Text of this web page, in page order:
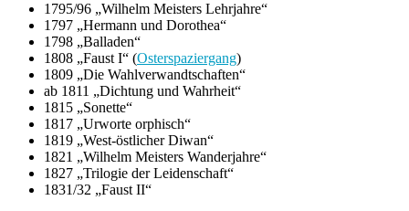
1795/96 „Wilhelm Meisters Lehrjahre“
1797 „Hermann und Dorothea“
1798 „Balladen“
1808 „Faust I“ (Osterspaziergang)
1809 „Die Wahlverwandtschaften“
ab 1811 „Dichtung und Wahrheit“
1815 „Sonette“
1817 „Urworte orphisch“
1819 „West-östlicher Diwan“
1821 „Wilhelm Meisters Wanderjahre“
1827 „Trilogie der Leidenschaft“
1831/32 „Faust II“